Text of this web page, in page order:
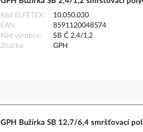
Kód ELFETEX
10.050.030
EAN
8591120048574
Kód výrobce
SB Č 2,4/1,2
Značka
GPH
GPH Bužírka SB 12,7/6,4 smršťovací